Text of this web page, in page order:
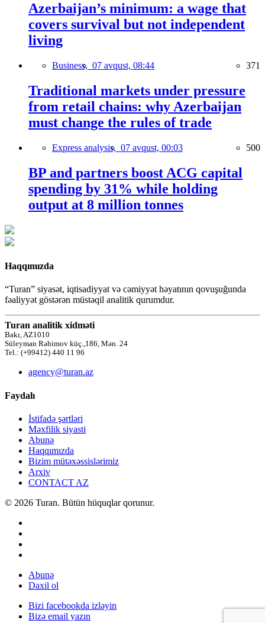
Azerbaijan’s minimum: a wage that
covers survival but not independent
living
Business, 07 avqust, 08:44 371
Traditional markets under pressure
from retail chains: why Azerbaijan
must change the rules of trade
Express analysis, 07 avqust, 00:03 500
BP and partners boost ACG capital
spending by 31% while holding
output at 8 million tonnes
Haqqımızda
“Turan” siyasət, iqtisadiyyat və cəmiyyət həyatının qovuşuğunda
fəaliyyət göstərən müstəqil analitik qurumdur.
Turan analitik xidməti
Bakı, AZ1010
Süleyman Rəhimov küç.,186, Mən. 24
Tel.: (+99412) 440 11 96
agency@turan.az
Faydalı
İstifadə şərtləri
Məxfilik siyasti
Abunə
Haqqımızda
Bizim mütəxəssislərimiz
Arxiv
CONTACT AZ
© 2026 Turan. Bütün hüquqlar qorunur.
Abunə
Daxil ol
Bizi facebookda izləyin
Bizə email yazın